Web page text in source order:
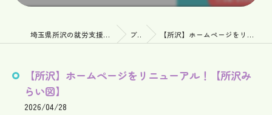
埼玉県所沢の就労支援なら一般社団法人MeRise ブログ 【所沢】ホームページをリニューアル！【所沢みらい図】
【所沢】ホームページをリニューアル！【所沢み
らい図】
2026/04/28